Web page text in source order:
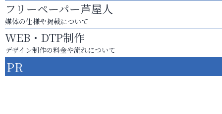
フリーペーパー芦屋人
媒体の仕様や掲載について
WEB・DTP制作
デザイン制作の料金や流れについて
PR